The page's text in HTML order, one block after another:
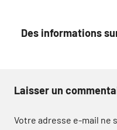
Des informations
Laisser un
Votre adresse e-mail ne